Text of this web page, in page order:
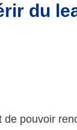
du
de pouvoir